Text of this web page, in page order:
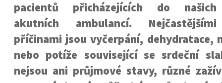
pacientů přicházejících do našich
akutních ambulancí. Nejčastějšími
příčinami jsou vyčerpání, dehydratace,
nebo potíže související se srdeční
nejsou ani průjmové stavy, různé